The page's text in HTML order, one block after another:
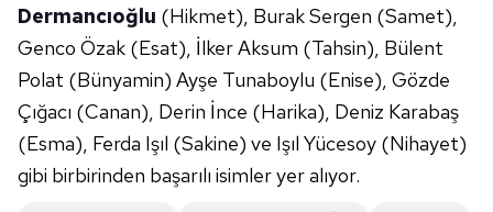
vasıtasıyla belirleyebilirsiniz. Çerezlere ilişkin detaylı bilgi
için Ayarlar butonuna tıklayabilir,
Çerez Bilgilendirme
ziyaret edebilirsiniz.
6698 sayılı Kişisel Verilerin Korunması Kanunu uyarınca
hazırlanmış Aydınlatma Metnimizi okumak ve sitemizde
ilgili mevzuata uygun olarak kullanılan çerezlerle ilgili bilgi
Dermancıoğlu (Hikmet), Burak Sergen (Samet),
Genco Özak (Esat), İlker Aksum (Tahsin), Bülent
Polat (Bünyamin) Ayşe Tunaboylu (Enise), Gözde
Çığacı (Canan), Derin İnce (Harika), Deniz Karabaş
(Esma), Ferda Işıl (Sakine) ve Işıl Yücesoy (Nihayet)
gibi birbirinden başarılı isimler yer alıyor.